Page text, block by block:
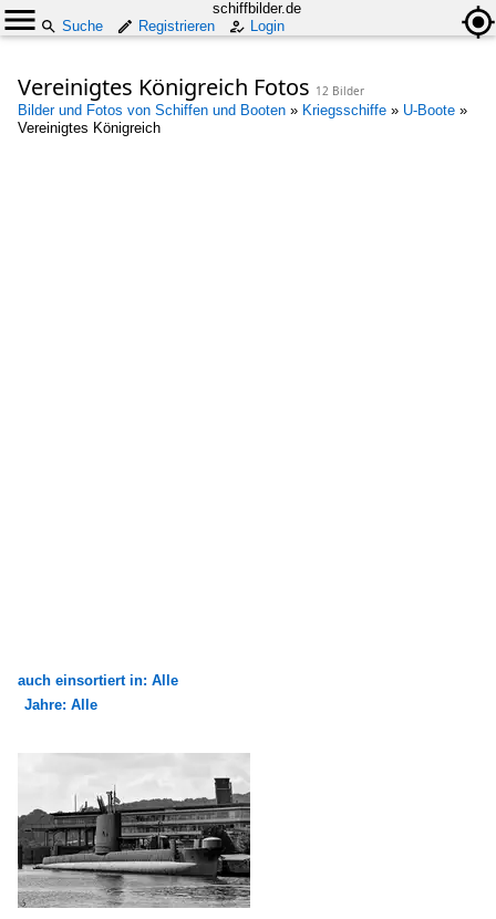
schiffbilder.de
Suche
Registrieren Login
Vereinigtes Königreich Fotos 12 Bilder
Bilder und Fotos von Schiffen und Booten » Kriegsschiffe » U-Boote »
Vereinigtes Königreich
auch einsortiert in: Alle
Seehäfen
Deutschland
Kiel
Sassnitz
Jahre: Alle
2000
2005
2009